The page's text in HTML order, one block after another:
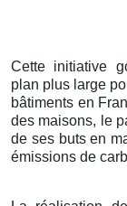
Cette initiative
plan plus large
bâtiments en
des maisons, le
de ses buts en
émissions de